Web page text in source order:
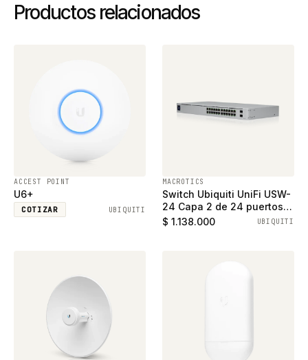
Productos relacionados
ACCEST POINT
U6+
COTIZAR UBIQUITI
MACROTICS
Switch Ubiquiti UniFi USW-
24 Capa 2 de 24 puertos
ethernet gigabit y 2
$ 1.138.000 UBIQUITI